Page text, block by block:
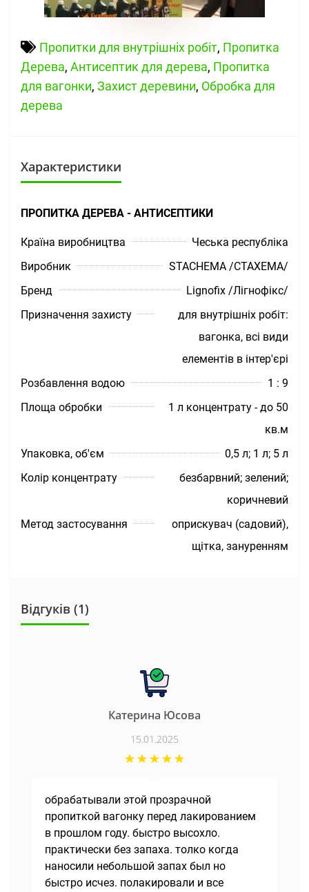
Пропитки для внутрішніх робіт, Пропитка
Дерева, Антисептик для дерева, Пропитка
для вагонки, Захист деревини, Обробка для
дерева
Характеристики
ПРОПИТКА ДЕРЕВА - АНТИСЕПТИКИ
Країна виробництва
Чеська республіка
Виробник
STACHEMA /СТАХЕМА/
Бренд
Lignofix /Лігнофікс/
Призначення захисту
для внутрішніх робіт:
вагонка, всі види
елементів в інтер'єрі
Розбавлення водою
1 : 9
Площа обробки
1 л концентрату - до 50
кв.м
Упаковка, об'єм
0,5 л; 1 л; 5 л
Колір концентрату
безбарвний; зелений;
коричневий
Метод застосування
оприскувач (садовий),
щітка, зануренням
Відгуків (1)
Катерина Юсова
15.01.2025
обрабатывали этой прозрачной
пропиткой вагонку перед лакированием
в прошлом году. быстро высохло.
практически без запаха. толко когда
наносили небольшой запах был но
быстро исчез. полакировали и все